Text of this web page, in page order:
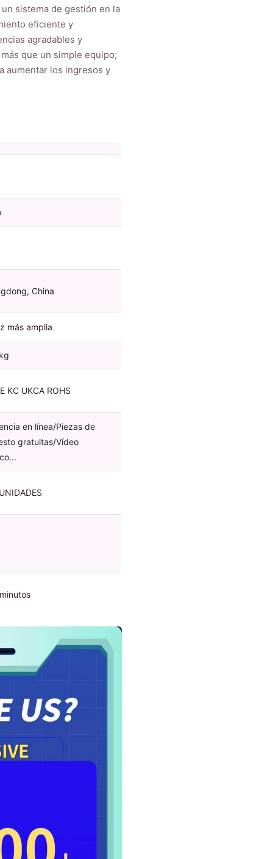
sistema de gestión en la
eficiente y
agradables y
que un simple equipo;
aumentar los ingresos y
China
más amplia
KC UKCA ROHS
en línea/Piezas de
gratuitas/Vídeo